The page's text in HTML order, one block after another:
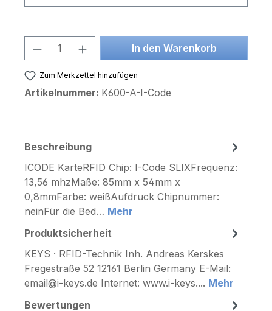
Produkt Anzahl: Gib den
In den Warenkorb
Zum Merkzettel hinzufügen
Artikelnummer: K600-A-I-Code
Beschreibung
ICODE KarteRFID Chip: I-Code SLIXFrequenz:
13,56 mhzMaße: 85mm x 54mm x
0,8mmFarbe: weißAufdruck Chipnummer:
neinFür die Bed… Mehr
Produktsicherheit
KEYS · RFID-Technik Inh. Andreas Kerskes
Fregestraße 52 12161 Berlin Germany E-Mail:
email@i-keys.de Internet: www.i-keys.... Mehr
Bewertungen